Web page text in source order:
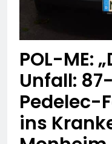
POL-ME:
Unfall:
Pedelec-
ins